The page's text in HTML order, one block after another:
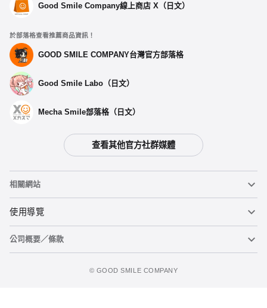
Good Smile Company線上商店 X（日文）
於部落格查看推薦商品資訊！
GOOD SMILE COMPANY台灣官方部落格
Good Smile Labo（日文）
Mecha Smile部落格（日文）
查看其他官方社群媒體
相關網站
黏土人
黏土人臉部製造機（英文）
使用導覽
重要公告
公司概要／條款
©️ GOOD SMILE COMPANY